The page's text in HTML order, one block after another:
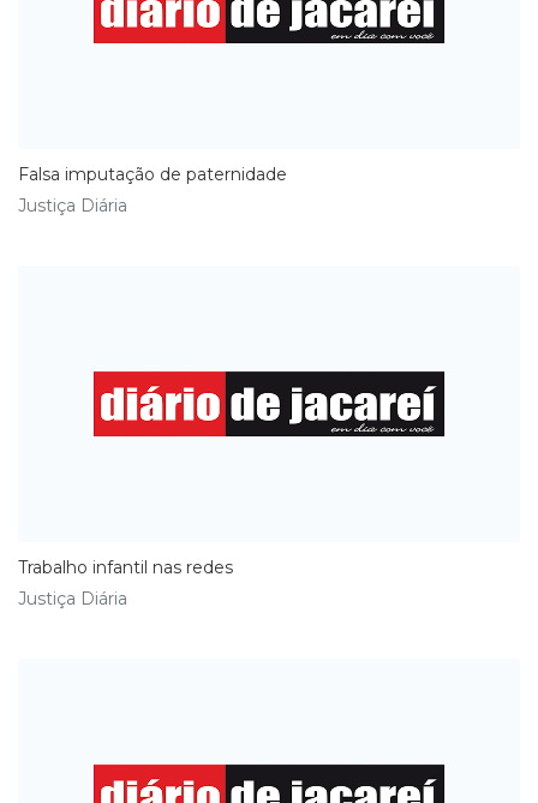
Falsa imputação de paternidade
Justiça Diária
Trabalho infantil nas redes
Justiça Diária